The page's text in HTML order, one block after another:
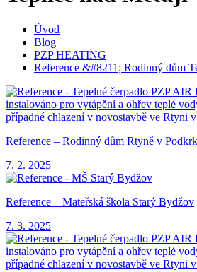
Úvod
Blog
PZP HEATING
Reference &#8211; Rodinný dům
Reference – Rodinný dům Rtyně v
7. 2. 2025
Reference – Mateřská škola Starý Bydžov
7. 3. 2025